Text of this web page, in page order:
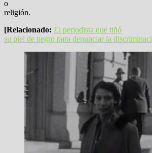
o
religión.
[Relacionado: El periodista que tiñó
su piel de negro para denunciar la